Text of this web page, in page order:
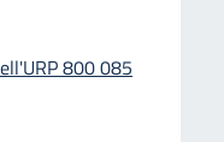
800 085